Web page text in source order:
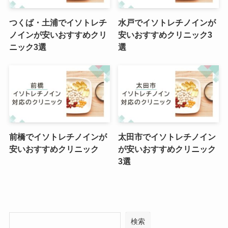
つくば・土浦でイソトレチ
ノインが安いおすすめクリ
ニック3選
水戸でイソトレチノインが
安いおすすめクリニック3
選
前橋でイソトレチノインが
安いおすすめクリニック
太田市でイソトレチノイン
が安いおすすめクリニック
3選
検索